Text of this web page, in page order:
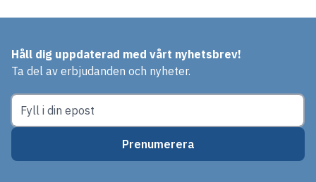
Håll dig uppdaterad med vårt nyhetsbrev!
Ta del av erbjudanden och nyheter.
Prenumerera